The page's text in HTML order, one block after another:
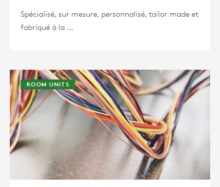
Spécialisé, sur mesure, personnalisé, tailor made et
fabriqué à la …
ROOM UNITS